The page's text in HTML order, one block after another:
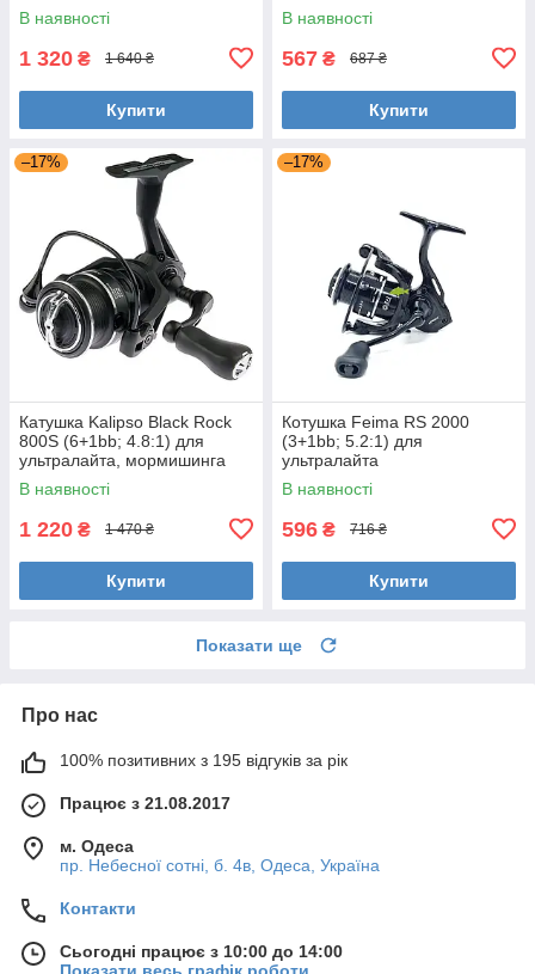
В наявності
1 320 ₴ 1 640 ₴
Купити
В наявності
567 ₴ 687 ₴
Купити
–17%
Катушка Kalipso Black Rock
800S (6+1bb; 4.8:1) для
ультралайта, мормишинга
В наявності
1 220 ₴ 1 470 ₴
Купити
–17%
Котушка Feima RS 2000
(3+1bb; 5.2:1) для
ультралайта
В наявності
596 ₴ 716 ₴
Купити
Показати ще
Про нас
100% позитивних з 195 відгуків за рік
Працює з 21.08.2017
м. Одеса
пр. Небесної сотні, б. 4в, Одеса, Україна
Контакти
Сьогодні працює з 10:00 до 14:00